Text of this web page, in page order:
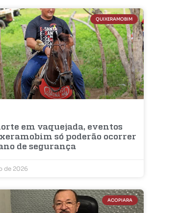
QUIXERAMOBIM
em vaquejada, eventos
só poderão ocorrer
de segurança
de 2026
ACOPIARA